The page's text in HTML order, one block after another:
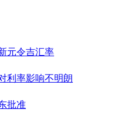
元令吉汇率
利率影响不明朗
批准